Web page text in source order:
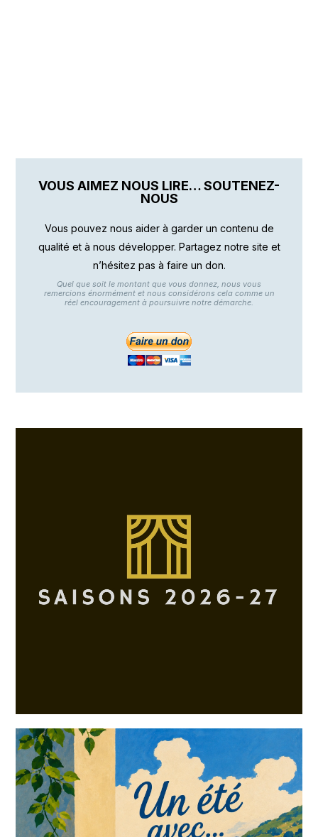
VOUS AIMEZ NOUS LIRE… SOUTENEZ-
NOUS
Vous pouvez nous aider à garder un contenu de
qualité et à nous développer. Partagez notre site et
n’hésitez pas à faire un don.
Quel que soit le montant que vous donnez, nous vous
remercions énormément et nous considérons cela comme un
réel encouragement à poursuivre notre démarche.